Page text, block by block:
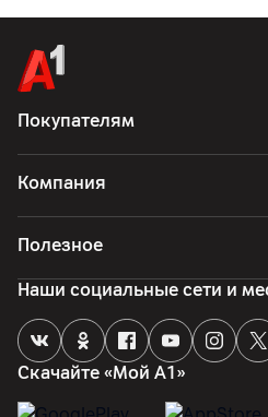
Покупателям
Компания
Полезное
Скачайте «Мой А1»
Наши социальные сети и